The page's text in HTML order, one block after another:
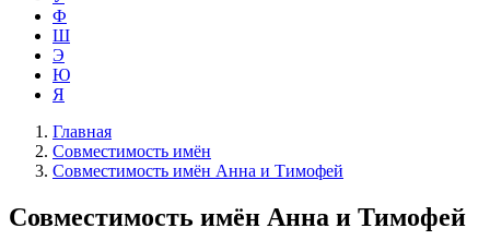
Ф
Ш
Э
Ю
Я
Главная
Совместимость имён
Совместимость имён Анна и Тимофей
Совместимость имён Анна и Тимофей